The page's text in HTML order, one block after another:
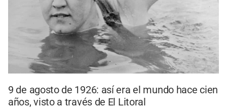
9 de agosto de 1926: así era el mundo hace cien
años, visto a través de El Litoral